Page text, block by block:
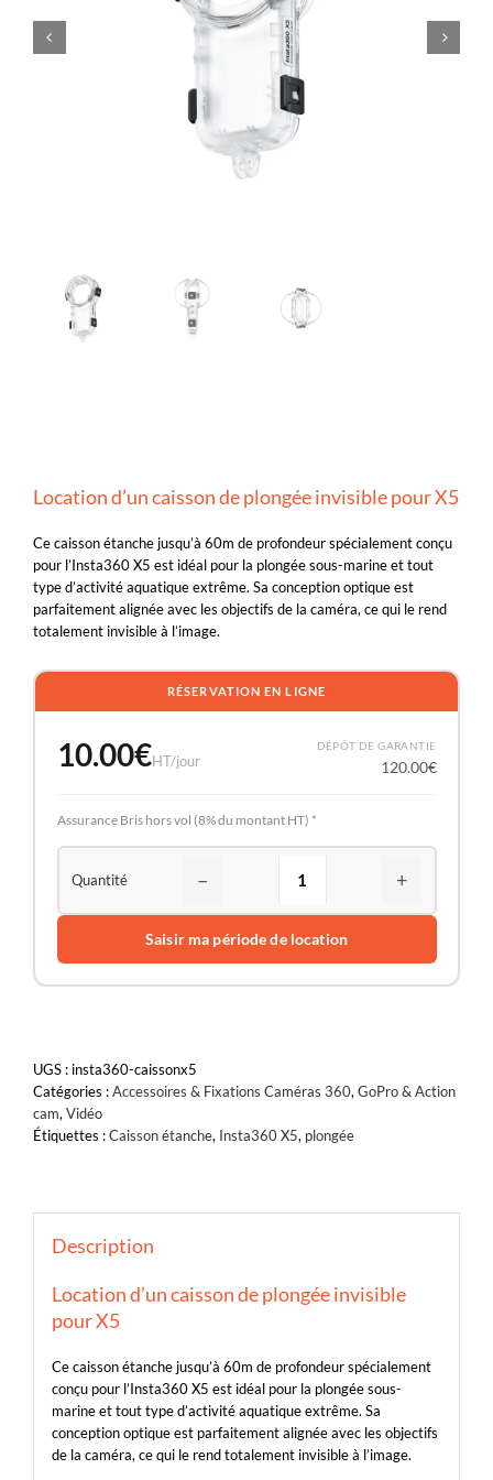
Location d’un caisson de plongée invisible pour X5
Ce caisson étanche jusqu’à 60m de profondeur spécialement conçu
pour l’Insta360 X5 est idéal pour la plongée sous-marine et tout
type d’activité aquatique extrême. Sa conception optique est
parfaitement alignée avec les objectifs de la caméra, ce qui le rend
totalement invisible à l’image.
RÉSERVATION EN LIGNE
10.00€HT/jour
DÉPÔT DE GARANTIE
120.00€
Assurance Bris hors vol (8% du montant HT) *
− +
Saisir ma période de location
UGS : insta360-caissonx5
Catégories :Accessoires & Fixations Caméras 360, GoPro & Action
cam, Vidéo
Étiquettes :Caisson étanche, Insta360 X5, plongée
Description
Location d’un caisson de plongée invisible
pour X5
Ce caisson étanche jusqu’à 60m de profondeur spécialement
conçu pour l’Insta360 X5 est idéal pour la plongée sous-
marine et tout type d’activité aquatique extrême. Sa
conception optique est parfaitement alignée avec les objectifs
de la caméra, ce qui le rend totalement invisible à l’image.